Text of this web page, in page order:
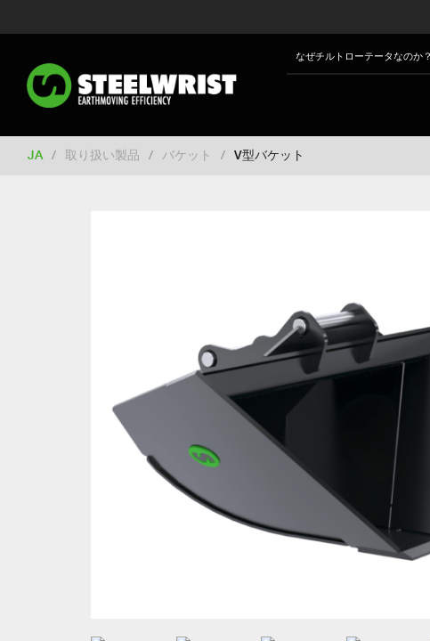
なぜチルトローテータなのか？
Switch to International Switch to United
Switch to
Switch to France
JA / 取り扱い製品 / バケット / V型バケット